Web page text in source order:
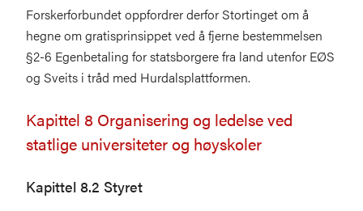
Forskerforbundet oppfordrer derfor Stortinget om å
hegne om gratisprinsippet ved å fjerne bestemmelsen
§2-6 Egenbetaling for statsborgere fra land utenfor EØS
og Sveits i tråd med Hurdalsplattformen.
Kapittel 8 Organisering og ledelse ved
statlige universiteter og høyskoler
Kapittel 8.2 Styret